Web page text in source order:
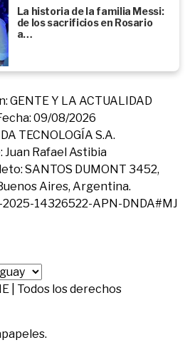
La historia de la familia Messi:
de los sacrificios en Rosario
a…
GENTE Y LA ACTUALIDAD
09/08/2026
TECNOLOGÍA S.A.
Rafael Astibia
SANTOS DUMONT 3452,
Aires, Argentina.
2025-14326522-APN-DNDA#MJ
| Todos los derechos